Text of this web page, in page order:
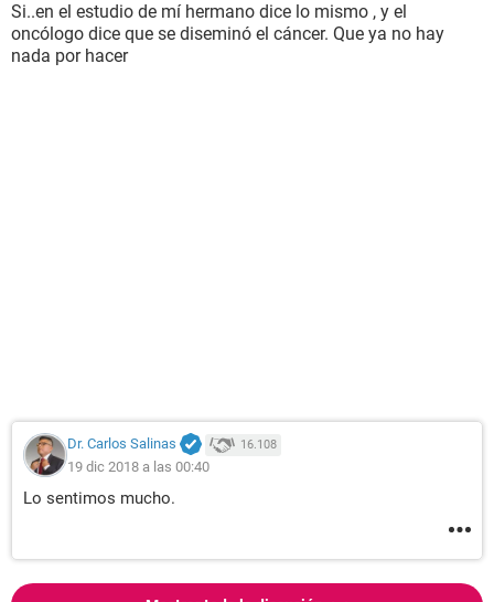
Si..en el estudio de mí hermano dice lo mismo , y el
oncólogo dice que se diseminó el cáncer. Que ya no hay
nada por hacer
Dr. Carlos Salinas 16.108
19 dic 2018 a las 00:40
Lo sentimos mucho.